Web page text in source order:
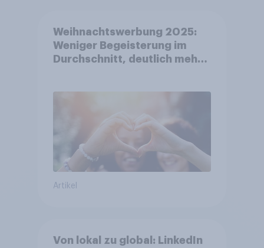
Weihnachtswerbung 2025:
Weniger Begeisterung im
Durchschnitt, deutlich mehr
Artikel
Von lokal zu global: LinkedIn